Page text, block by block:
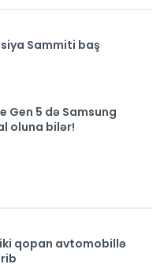
Sammiti baş
Gen 5 də Samsung
oluna bilər!
qopan avtomobillə